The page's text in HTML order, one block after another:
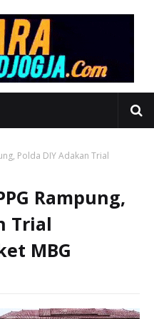
Polda DIY Adakan Trial
Rampung,
Trial
MBG